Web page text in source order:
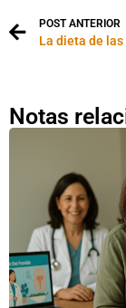
POST ANTERIOR
La dieta de
Notas